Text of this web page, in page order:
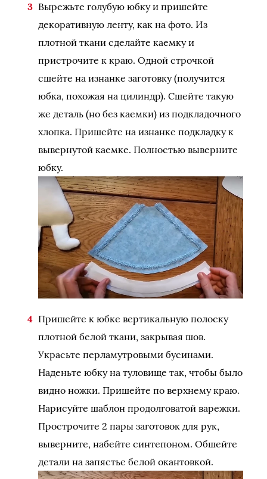
Вырежьте голубую юбку и пришейте
декоративную ленту, как на фото. Из
плотной ткани сделайте каемку и
пристрочите к краю. Одной строчкой
сшейте на изнанке заготовку (получится
юбка, похожая на цилиндр). Сшейте такую
же деталь (но без каемки) из подкладочного
хлопка. Пришейте на изнанке подкладку к
вывернутой каемке. Полностью выверните
юбку.
Пришейте к юбке вертикальную полоску
плотной белой ткани, закрывая шов.
Украсьте перламутровыми бусинами.
Наденьте юбку на туловище так, чтобы было
видно ножки. Пришейте по верхнему краю.
Нарисуйте шаблон продолговатой варежки.
Прострочите 2 пары заготовок для рук,
выверните, набейте синтепоном. Обшейте
детали на запястье белой окантовкой.